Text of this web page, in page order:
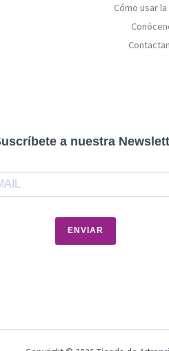
Cómo usar
a nuestra
ENVIAR